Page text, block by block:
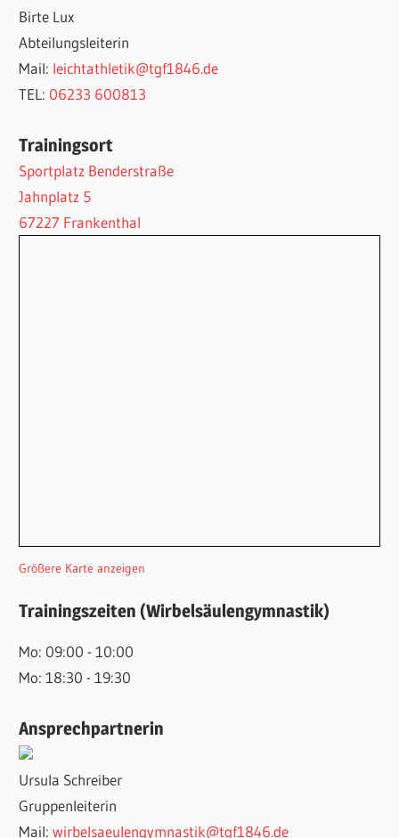
Birte Lux
Abteilungsleiterin
Mail: leichtathletik@tgf1846.de
TEL: 06233 600813
Trainingsort
Sportplatz Benderstraße
Jahnplatz 5
67227 Frankenthal
Größere Karte anzeigen
Trainingszeiten (Wirbelsäulengymnastik)
Mo: 09:00 - 10:00
Mo: 18:30 - 19:30
Ansprechpartnerin
Ursula Schreiber
Gruppenleiterin
Mail:wirbelsaeulengymnastik@tgf1846.de